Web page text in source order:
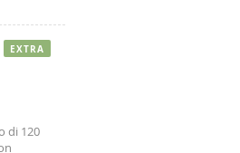
02.
potrai
di 120
EXTRA